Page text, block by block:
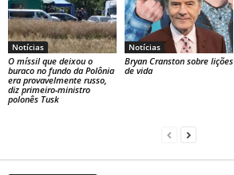
Notícias
O míssil que deixou o
buraco no fundo da Polônia
era provavelmente russo,
diz primeiro-ministro
polonês Tusk
Notícias
Bryan Cranston sobre lições
de vida